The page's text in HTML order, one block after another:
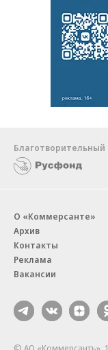
О «Коммерсанте»
Архив
Контакты
Реклама
Вакансии